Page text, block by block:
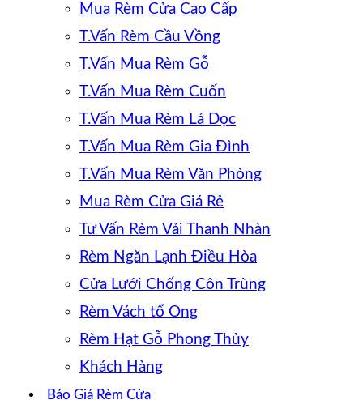
Mua Rèm Cửa Cao Cấp
T.Vấn Rèm Cầu Vồng
T.Vấn Mua Rèm Gỗ
T.Vấn Mua Rèm Cuốn
T.Vấn Mua Rèm Lá Dọc
T.Vấn Mua Rèm Gia Đình
T.Vấn Mua Rèm Văn Phòng
Mua Rèm Cửa Giá Rẻ
Tư Vấn Rèm Vải Thanh Nhàn
Rèm Ngăn Lạnh Điều Hòa
Cửa Lưới Chống Côn Trùng
Rèm Vách tổ Ong
Rèm Hạt Gỗ Phong Thủy
Khách Hàng
Báo Giá Rèm Cửa